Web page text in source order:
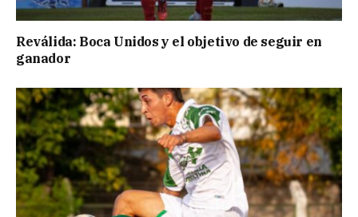
Reválida: Boca Unidos y el objetivo de seguir en
ganador